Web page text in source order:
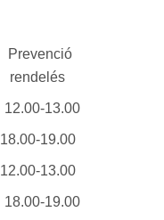
Prevenció
rendelés
12.00-13.00
18.00-19.00
12.00-13.00
18.00-19.00